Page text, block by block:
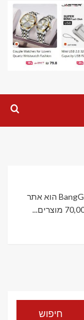
BangGood - ענק הקניות האיכותי מסין אתר BangGood הוא אתר
חיפוש